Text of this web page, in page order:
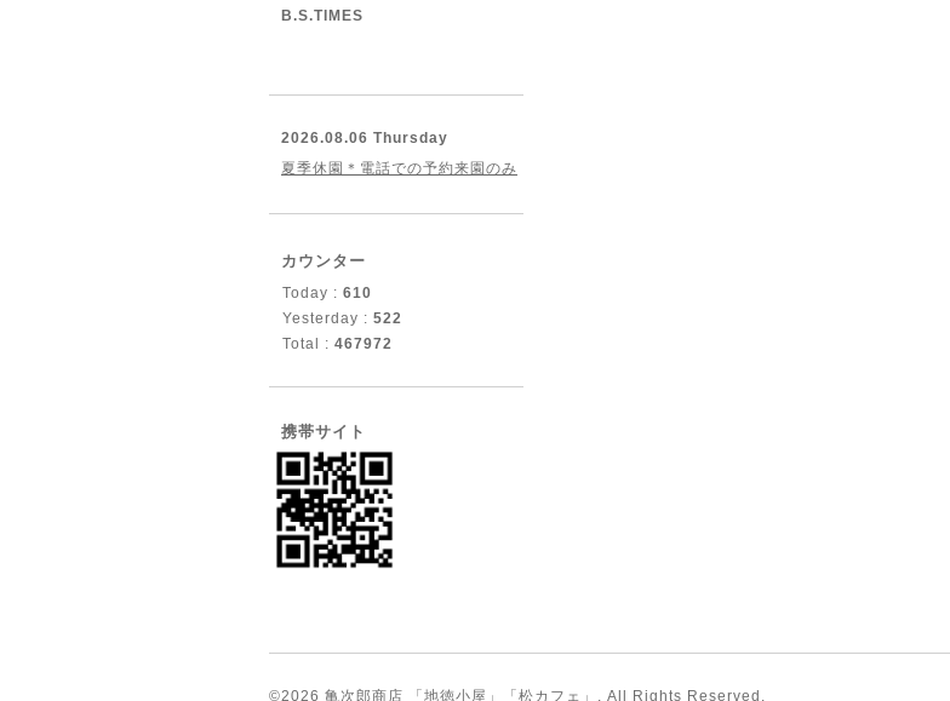
B.S.TIMES
2026.08.06 Thursday
夏季休園＊電話での予約来園のみ
カウンター
Today : 610
Yesterday : 522
Total : 467972
携帯サイト
©2026 亀次郎商店 「地徳小屋」「松カフェ」 . All Rights Reserved.